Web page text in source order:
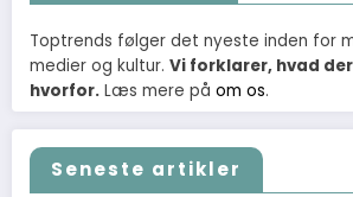
Toptrends følger det nyeste inden for
medier og kultur. Vi forklarer, hvad
hvorfor. Læs mere på om os.
Seneste artikler